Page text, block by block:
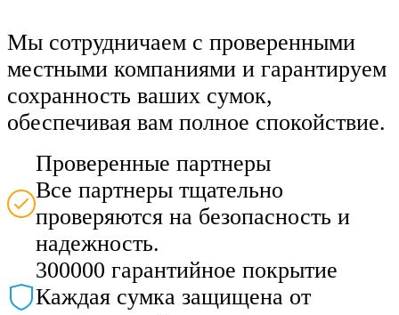
Мы сотрудничаем с проверенными
местными компаниями и гарантируем
сохранность ваших сумок,
обеспечивая вам полное спокойствие.
Проверенные партнеры
Все партнеры тщательно
проверяются на безопасность и
надежность.
300000 гарантийное покрытие
Каждая сумка защищена от